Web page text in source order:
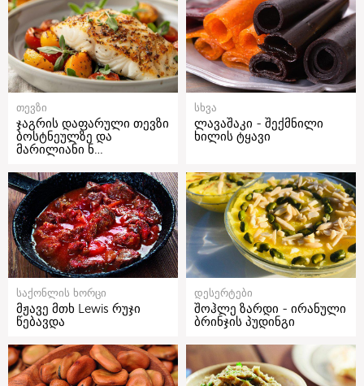
თევზი
ჯაგრის დაფარული თევზი
ბოსტნეულზე და
მარილიანი ნ…
სხვა
ლავაშაკი - შექმნილი
ხილის ტყავი
საქონლის ხორცი
მჟავე მთხ Lewis რუჯი
წებავდა
დესერტები
შოჰლე ზარდი - ირანული
ბრინჯის პუდინგი